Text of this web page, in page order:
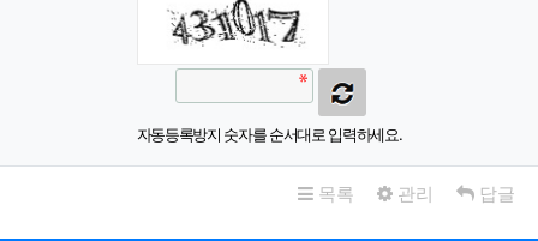
자동등록방지 숫자를 순서대로 입력하세요.
목록 관리 답글